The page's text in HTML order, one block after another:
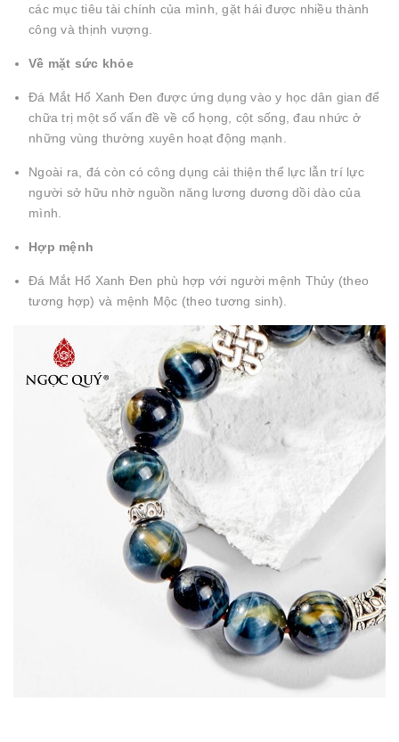
các mục tiêu tài chính của mình, gặt hái được nhiều thành
công và thịnh vượng.
Về mặt sức khỏe
Đá Mắt Hổ Xanh Đen được ứng dụng vào y học dân gian để
chữa trị một số vấn đề về cổ họng, cột sống, đau nhức ở
những vùng thường xuyên hoạt động mạnh.
Ngoài ra, đá còn có công dụng cải thiện thể lực lẫn trí lực
người sở hữu nhờ nguồn năng lương dương dồi dào của
mình.
Hợp mệnh
Đá Mắt Hổ Xanh Đen phù hợp với người mệnh Thủy (theo
tương hợp) và mệnh Mộc (theo tương sinh).